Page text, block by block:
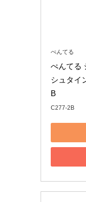
ぺんてる
ぺんてる
シュタイ
B
C277-2B